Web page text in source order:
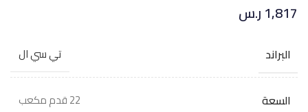
1,817ر.س
البراند تي سي ال
السعة 22 قدم مكعب